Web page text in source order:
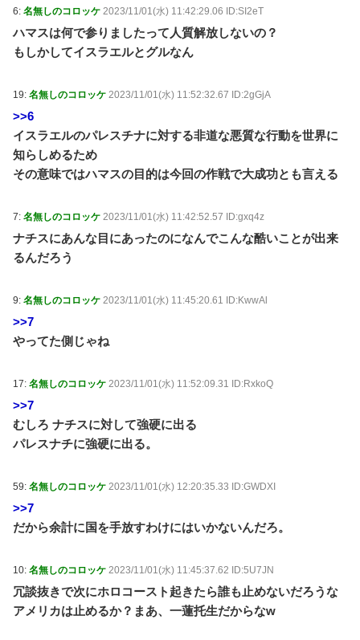
6: 名無しのコロッケ 2023/11/01(水) 11:42:29.06 ID:SI2eT
ハマスは何で参りましたって人質解放しないの？
もしかしてイスラエルとグルなん
19: 名無しのコロッケ 2023/11/01(水) 11:52:32.67 ID:2gGjA
>>6
イスラエルのパレスチナに対する非道な悪質な行動を世界に
知らしめるため
その意味ではハマスの目的は今回の作戦で大成功とも言える
7: 名無しのコロッケ 2023/11/01(水) 11:42:52.57 ID:gxq4z
ナチスにあんな目にあったのになんでこんな酷いことが出来
るんだろう
9: 名無しのコロッケ 2023/11/01(水) 11:45:20.61 ID:KwwAl
>>7
やってた側じゃね
17: 名無しのコロッケ 2023/11/01(水) 11:52:09.31 ID:RxkoQ
>>7
むしろ ナチスに対して強硬に出る
パレスナチに強硬に出る。
59: 名無しのコロッケ 2023/11/01(水) 12:20:35.33 ID:GWDXI
>>7
だから余計に国を手放すわけにはいかないんだろ。
10: 名無しのコロッケ 2023/11/01(水) 11:45:37.62 ID:5U7JN
冗談抜きで次にホロコースト起きたら誰も止めないだろうな
アメリカは止めるか？まあ、一蓮托生だからなw